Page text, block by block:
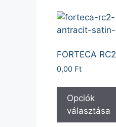
FORTECA RC2
0,00 Ft
Opciók
választása